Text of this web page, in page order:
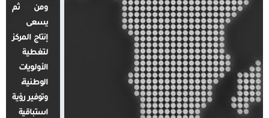
ومن ثم
يسعى
إنتاج المركز
لتغطية
الأولويات
الوطنية،
وتوفير رؤية
استباقية